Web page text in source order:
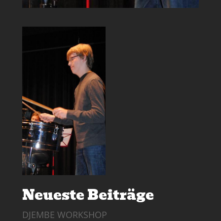
Neueste Beiträge
DJEMBE WORKSHOP